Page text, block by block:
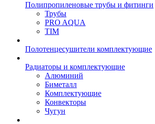
Полипропиленовые трубы и фитинги
Трубы
PRO AQUA
TIM
Полотенцесушители комплектующие
Радиаторы и комплектующие
Алюминий
Биметалл
Комплектующие
Конвекторы
Чугун